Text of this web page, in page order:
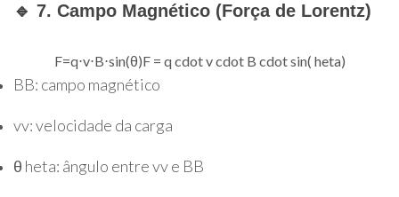
🔹 7. Campo Magnético (Força de Lorentz)
F=q⋅v⋅B⋅sin(θ)F = q cdot v cdot B cdot sin( heta)
BB: campo magnético
vv: velocidade da carga
θ heta: ângulo entrevve BB